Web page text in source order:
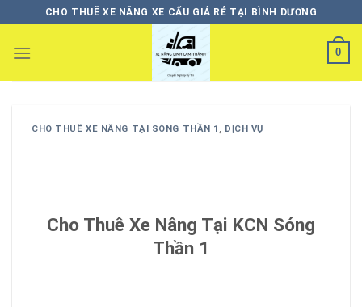
to
content
CHO THUÊ XE NÂNG XE CẨU GIÁ RẺ TẠI BÌNH DƯƠNG
0
CHO THUÊ XE NÂNG TẠI SÓNG THẦN 1 , DỊCH VỤ
Cho Thuê Xe Nâng Tại KCN Sóng
Thần 1